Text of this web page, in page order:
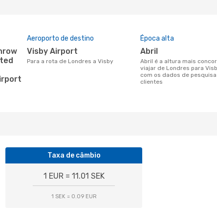
Aeroporto de destino
Visby Airport
Para a rota de Londres a Visby
Época alta
abril
abril é a altura mais concorrida para
viajar de Londres para
com os dados de
clientes
Taxa de câmbio
1 EUR = 11.01 SEK
1 SEK = 0.09 EUR